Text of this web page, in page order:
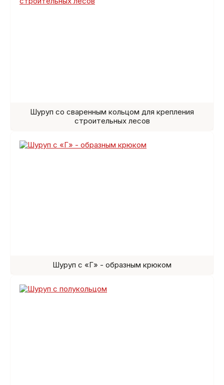
Шуруп со сваренным кольцом для крепления
строительных лесов
Шуруп с «Г» - образным крюком